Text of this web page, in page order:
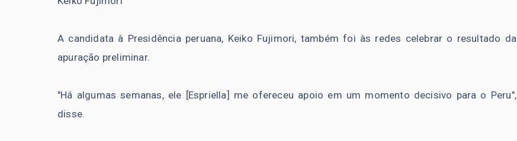
A candidata à Presidência peruana, Keiko Fujimori, também foi às redes celebrar o resultado da
apuração preliminar.
"Há algumas semanas, ele [Espriella] me ofereceu apoio em um momento decisivo para o Peru",
disse.